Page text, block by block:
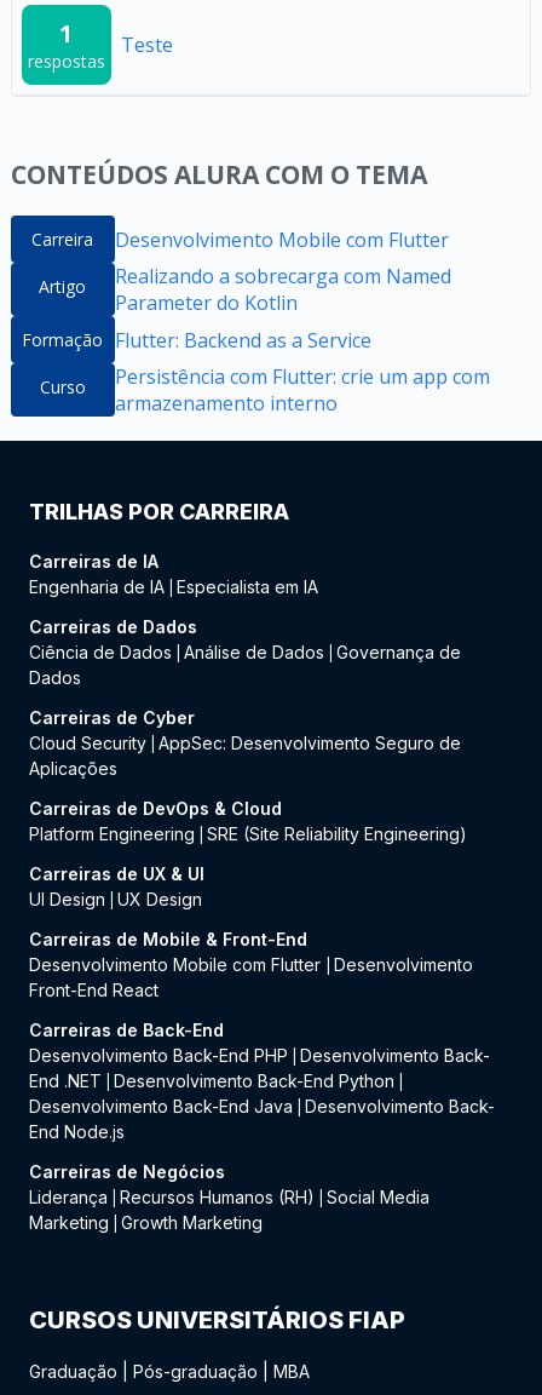
1
respostas
Teste
CONTEÚDOS ALURA COM O TEMA
Carreira Desenvolvimento Mobile com Flutter
Artigo
Realizando a sobrecarga com Named
Parameter do Kotlin
Formação Flutter: Backend as a Service
Curso
Persistência com Flutter: crie um app com
armazenamento interno
TRILHAS POR CARREIRA
Carreiras de IA
Engenharia de IA
Especialista em IA
Carreiras de Dados
Ciência de Dados
Análise de Dados
Governança de
Dados
Carreiras de Cyber
Cloud Security AppSec: Desenvolvimento Seguro de
Aplicações
Carreiras de DevOps & Cloud
Platform Engineering
SRE (Site Reliability Engineering)
Carreiras de UX & UI
UI Design
UX Design
Carreiras de Mobile & Front-End
Desenvolvimento Mobile com Flutter
Desenvolvimento
Front-End React
Carreiras de Back-End
Desenvolvimento Back-End PHP
Desenvolvimento Back-
End .NET
Desenvolvimento Back-End Python
Desenvolvimento Back-End Java
Desenvolvimento Back-
End Node.js
Carreiras de Negócios
Liderança
Recursos Humanos (RH)
Social Media
Marketing
Growth Marketing
CURSOS UNIVERSITÁRIOS FIAP
Graduação Pós-graduação MBA